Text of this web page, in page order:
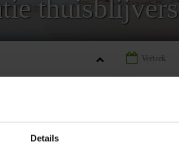
Details
thuisblijvers